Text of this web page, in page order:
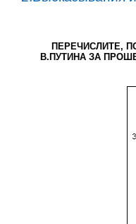
ПЕРЕЧИСЛИТЕ,
В.ПУТИНА ЗА